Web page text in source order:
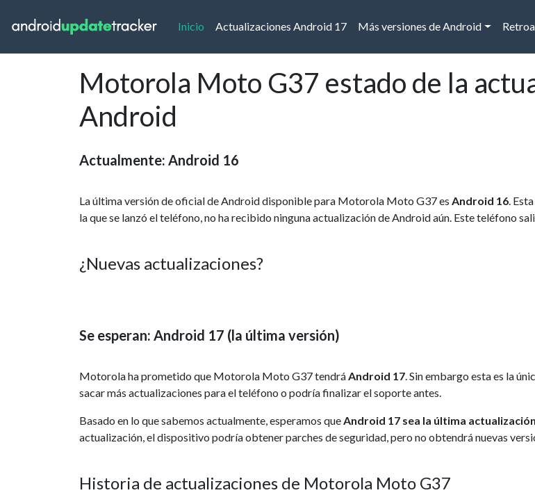
Inicio (current)
Actualizaciones Android 17 Más versiones de Android
Motorola Moto G37 estado de la
Android
Actualmente: Android 16
La última versión de oficial de Android disponible para Motorola Moto G37 es Android 16.
la que se lanzó el teléfono, no ha recibido ninguna actualización de Android aún. Este teléfono
¿Nuevas actualizaciones?
Se esperan: Android 17 (la última versión)
Motorola ha prometido que Motorola Moto G37 tendráAndroid 17. Sin embargo esta es la
sacar más actualizaciones para el teléfono o podría finalizar el soporte antes.
Basado en lo que sabemos actualmente, esperamos queAndroid 17 sea la última
actualización, el dispositivo podría obtener parches de seguridad, pero no obtendrá nuevas
Historia de actualizaciones de Motorola Moto G37